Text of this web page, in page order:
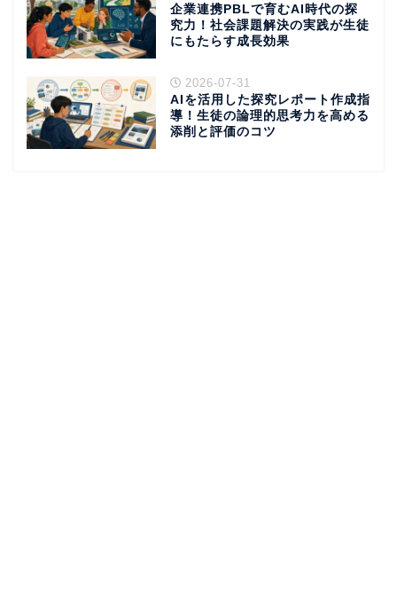
企業連携PBLで育むAI時代の探
究力！社会課題解決の実践が生徒
にもたらす成長効果
2026-07-31
AIを活用した探究レポート作成指
導！生徒の論理的思考力を高める
添削と評価のコツ